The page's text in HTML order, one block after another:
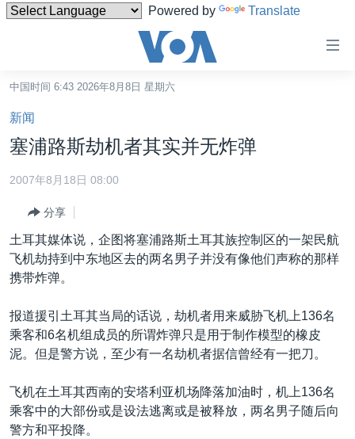
Powered by Translate
碍
链
接
跳
转
跳
转
到
导
航
跳
到
检
索
港澳
国际
最新国际新闻
中东
欧洲
非洲
美洲
分类新闻
人权·法律·宗教
科教·文娱·体健
军事
劳工
热点专题
白宫要闻
国会报道
美中关系
VOA视频
VOA今日焦点
中文广播
中国时间 6:43 2026年8月8日 星期六
新闻
塞浦路斯劫机者其实并无炸弹
2007年8月18日 08:00
分享
土耳其媒体说，企图将塞浦路斯土耳其族控制区的一架民航
飞机劫持到中东地区去的两名男子并没有像他们声称的那样
携带炸弹。
报道援引土耳其当局的话说，劫机者用来威胁飞机上136名
乘客和6名机组成员的所谓炸弹只是用于制作模型的橡皮
泥。但是警方说，至少有一名劫机者据信曾经有一把刀。
飞机在土耳其西南的安塔利亚机场降落加油时，机上136名
乘客中的大部份或是设法逃离或是被释放，两名男子随后向
警方和平投降。